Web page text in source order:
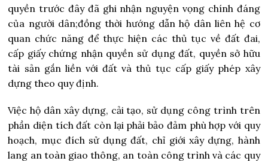
quyền trước đây đã ghi nhận nguyện vọng chính đáng
của người dân;đồng thời hướng dẫn hộ dân liên hệ cơ
quan chức năng để thực hiện các thủ tục về đất đai,
cấp giấy chứng nhận quyền sử dụng đất, quyền sở hữu
tài sản gắn liền với đất và thủ tục cấp giấy phép xây
dựng theo quy định.
Việc hộ dân xây dựng, cải tạo, sử dụng công trình trên
phần diện tích đất còn lại phải bảo đảm phù hợp với quy
hoạch, mục đích sử dụng đất, chỉ giới xây dựng, hành
lang an toàn giao thông, an toàn công trình và các quy